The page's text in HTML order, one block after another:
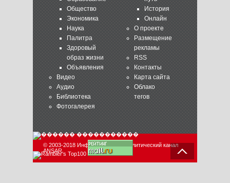
Общество
Экономика
Наука
Палитра
Здоровый
образ жизни
Объявления
Видео
Аудио
Библиотека
Фотогалерея
История
Онлайн
О проекте
Размещение
рекламы
RSS
Контакты
Карта сайта
Облако
тегов
© 2003-2018 Информационно-аналитический канал
ANSAR